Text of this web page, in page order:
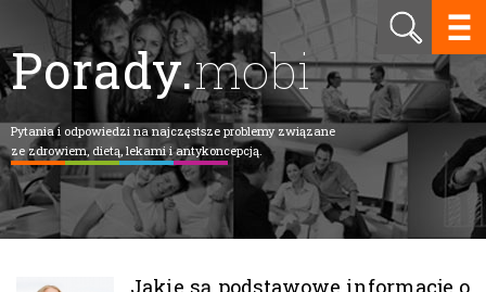
Porady.mobi
Pytania i odpowiedzi na najczęstsze problemy związane
ze zdrowiem, dietą, lekami i antykoncepcją.
Jakie są podstawowe informacje o